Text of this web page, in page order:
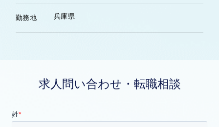
勤務地 兵庫県
求人問い合わせ・転職相談